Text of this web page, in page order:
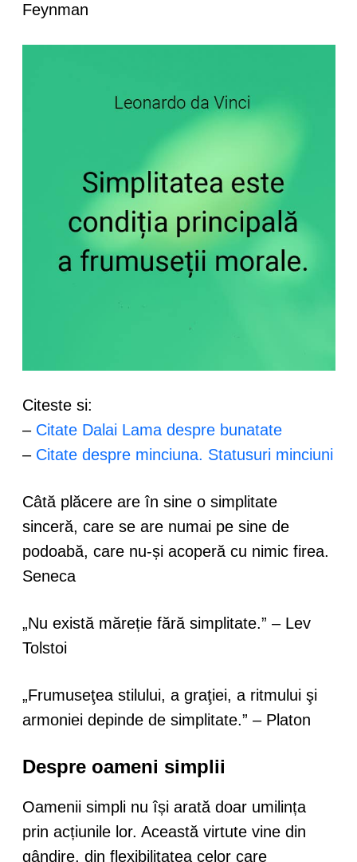
Feynman
Citeste si:
– Citate Dalai Lama despre bunatate
– Citate despre minciuna. Statusuri minciuni
Câtă plăcere are în sine o simplitate
sinceră, care se are numai pe sine de
podoabă, care nu-și acoperă cu nimic firea.
Seneca
„Nu există măreție fără simplitate.” – Lev
Tolstoi
„Frumuseţea stilului, a graţiei, a ritmului şi
armoniei depinde de simplitate.” – Platon
Despre oameni simplii
Oamenii simpli nu își arată doar umilința
prin acțiunile lor. Această virtute vine din
gândire, din flexibilitatea celor care